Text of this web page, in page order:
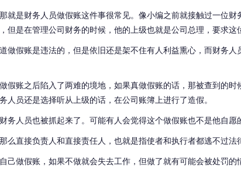
就是财务人员做假账这件事很常见。像小编之前就接触过一位财
但是在管理公司财务的时候，他的上级也就是公司总理，要求这
做假账是违法的，但是依旧还是架不住有人利益熏心，而财务
假账之后陷入了两难的境地，如果真做假账的话，那被查到的
人员还是选择听从上级的话，在公司账簿上进行了造假。
务人员也被抓起来了。可能有人会觉得这个做假账也不是他自愿
么直接负责人和直接责任人，也就是指使者和执行者都逃不过法
己做假账，如果不做就会失去工作，但做了就有可能会被处罚的